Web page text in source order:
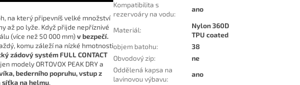
na který připevníš velké množství
až po lyže. Když přijde nepříznivé
(více než 50 000 mm)v bezpečí.
komu záleží na nízké hmotnosti
zádový systém FULL CONTACT
modely ORTOVOX PEAK DRY a
bederního popruhu, vstup z
na helmu.
Kompatibilita s
rezervoáry na vodu:
ano
Materiál:
Nylon 360D
TPU coated
objem batohu:
38
Obvodový zip:
ne
Oddělená kapsa na
lavinovou výbavu:
ano